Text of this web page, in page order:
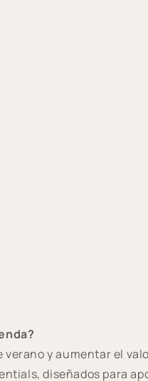
y aumentar el
diseñados para